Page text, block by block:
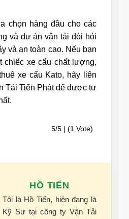
chọn hàng đầu cho các
và dự án vận tải đòi hỏi
và an toàn cao. Nếu bạn
chiếc xe cẩu chất lượng,
xe cẩu Kato, hãy liên
Tải Tiến Phát để được tư
5/5 | (1 Vote)
HỒ TIẾN
Tôi là Hồ Tiến, hiện đang là
Kỹ Sư tại công ty Vận Tải